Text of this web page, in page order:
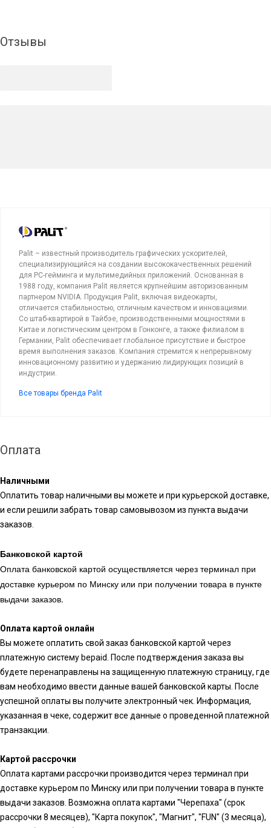
Отзывы
Palit – известный производитель графических ускорителей,
специализирующийся на создании высококачественных решений
для PC-гейминга и мультимедийных приложений. Основанная в
1988 году, компания Palit является крупнейшим авторизованным
партнером NVIDIA. Продукция Palit, включая видеокарты,
отличается стабильностью, отличным качеством и инновациями.
Со штаб-квартирой в Тайбэе, производственными мощностями в
Китае и логистическим центром в Гонконге, а также филиалом в
Германии, Palit обеспечивает глобальное присутствие и быстрое
время выполнения заказов. Компания стремится к непрерывному
инновационному развитию и удержанию лидирующих позиций в
индустрии.
Все товары бренда Palit
Оплата
Наличными
Оплатить товар наличными вы можете и при курьерской доставке,
и если решили забрать товар самовывозом из пункта выдачи
заказов.
Банковской картой
Оплата банковской картой осуществляется через терминал при
доставке курьером по Минску или при получении товара в пункте
выдачи заказов.
Оплата картой онлайн
Вы можете оплатить свой заказ банковской картой через
платежную систему bepaid. После подтверждения заказа вы
будете перенаправлены на защищенную платежную страницу, где
вам необходимо ввести данные вашей банковской карты. После
успешной оплаты вы получите электронный чек. Информация,
указанная в чеке, содержит все данные о проведенной платежной
транзакции.
Картой рассрочки
Оплата картами рассрочки производится через терминал при
доставке курьером по Минску или при получении товара в пункте
выдачи заказов. Возможна оплата картами "Черепаха" (срок
рассрочки 8 месяцев), "Карта покупок", "Магнит", "FUN" (3 месяца),